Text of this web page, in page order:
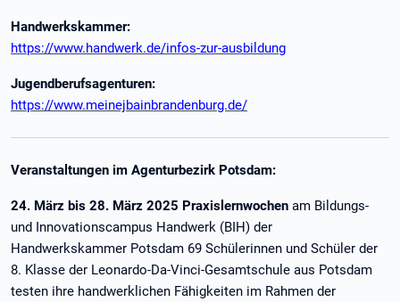
Handwerkskammer:
https://www.handwerk.de/infos-zur-ausbildung
Jugendberufsagenturen:
https://www.meinejbainbrandenburg.de/
Veranstaltungen im Agenturbezirk Potsdam:
24. März bis 28. März 2025 Praxislernwochen am Bildungs-
und Innovationscampus Handwerk (BIH) der
Handwerkskammer Potsdam 69 Schülerinnen und Schüler der
8. Klasse der Leonardo-Da-Vinci-Gesamtschule aus Potsdam
testen ihre handwerklichen Fähigkeiten im Rahmen der